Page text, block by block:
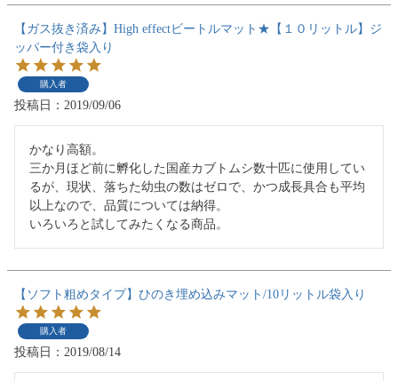
【ガス抜き済み】High effectビートルマット★【１０リットル】ジ
ッパー付き袋入り
購入者
投稿日 2019/09/06
かなり高額。
三か月ほど前に孵化した国産カブトムシ数十匹に使用してい
るが、現状、落ちた幼虫の数はゼロで、かつ成長具合も平均
以上なので、品質については納得。
いろいろと試してみたくなる商品。
【ソフト粗めタイプ】ひのき埋め込みマット/10リットル袋入り
購入者
投稿日 2019/08/14